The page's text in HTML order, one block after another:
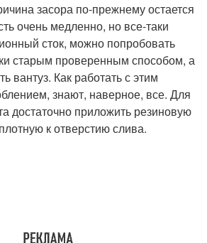
засора по-прежнему остается
очень медленно, но все-таки
сток, можно попробовать
старым проверенным способом, а
вантуз. Как работать с этим
знают, наверное, все. Для
достаточно приложить резиновую
к отверстию слива.